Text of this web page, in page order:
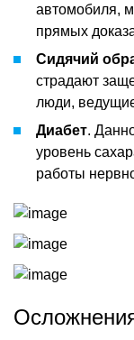
автомобиля,
прямых
Сидячий
страдают
люди,
Диабет.
уровень
работы